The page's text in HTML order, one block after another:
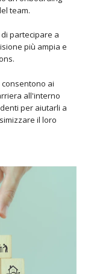
team.
partecipare a
più ampia e
ai
all'interno
per aiutarli a
il loro